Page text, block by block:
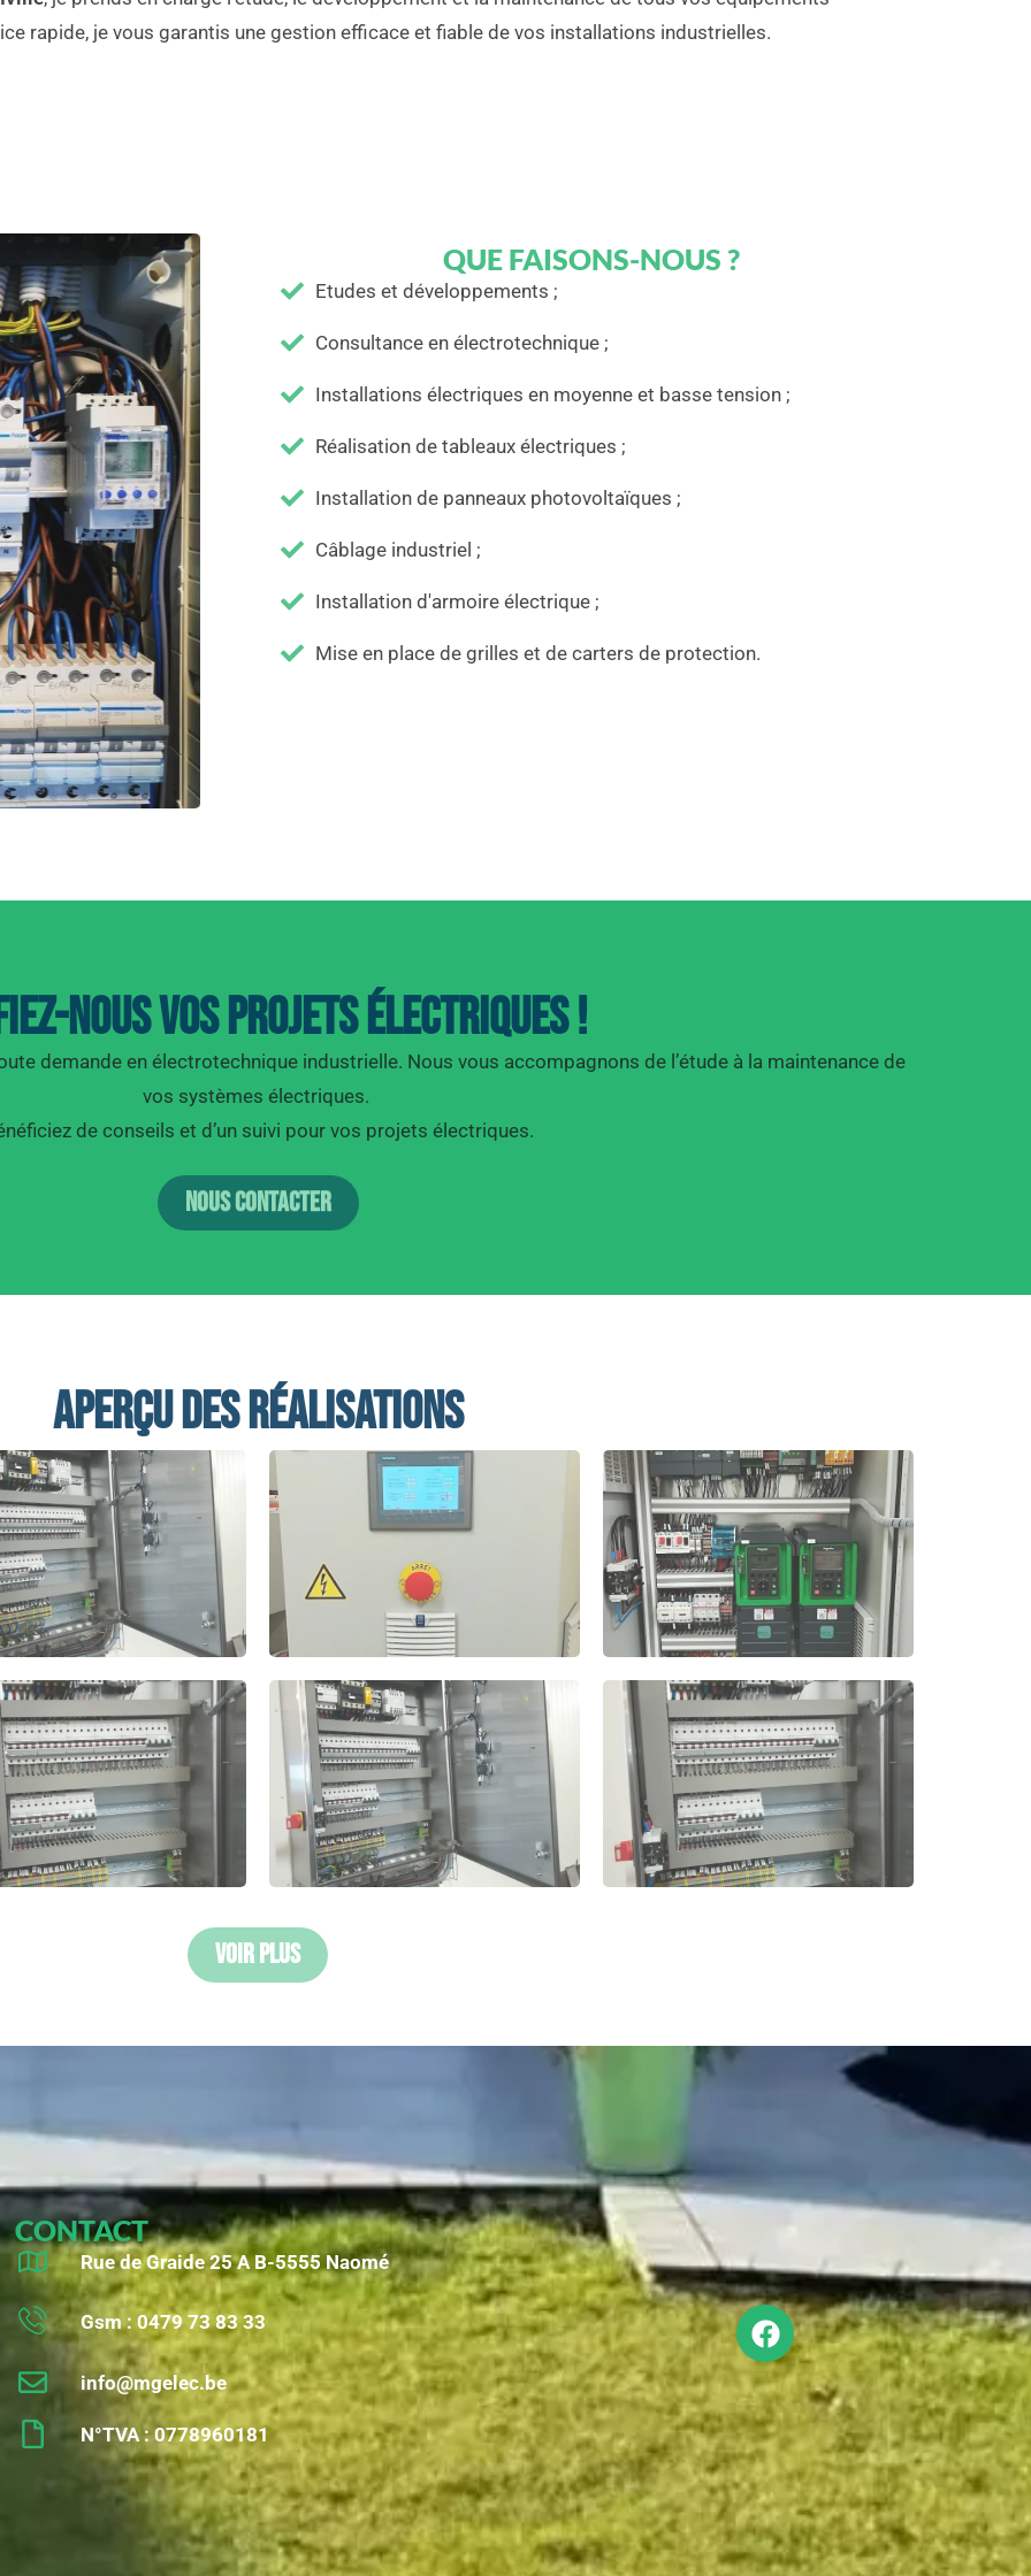
rapide, je vous garantis une gestion efficace et fiable de vos installations industrielles.
QUE FAISONS-NOUS ?
Etudes et développements ;
Consultance en électrotechnique ;
Installations électriques en moyenne et basse tension ;
Réalisation de tableaux électriques ;
Installation de panneaux photovoltaïques ;
Câblage industriel ;
Installation d'armoire électrique ;
Mise en place de grilles et de carters de protection.
nous vos projets électriques !
demande en électrotechnique industrielle. Nous vous accompagnons de l’étude à la maintenance de
vos systèmes électriques.
de conseils et d’un suivi pour vos projets électriques.
Nous contacter
Aperçu des réalisations
Voir Plus
CONTACT
Rue de Graide 25 A B-5555 Naomé
Gsm : 0479 73 83 33
info@mgelec.be
N°TVA : 0778960181